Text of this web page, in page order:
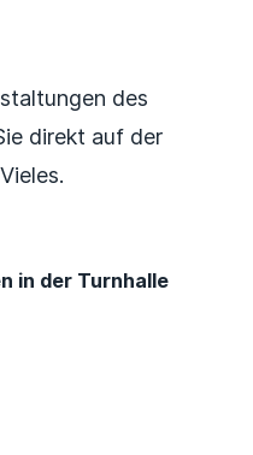
des
direkt auf der
in der Turnhalle